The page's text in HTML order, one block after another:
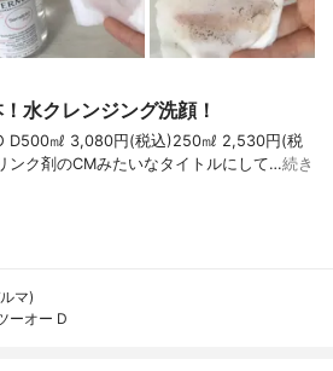
水クレンジング洗顔！
D500㎖ 3,080円(税込)250㎖ 2,530円(税
ンク剤のCMみたいなタイトルにして…続き
マ)
ーオー D